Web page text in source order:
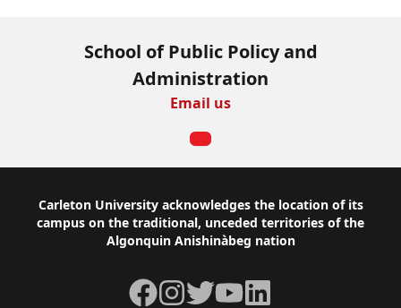
School of Public Policy and
Administration
Email us
Footer
Carleton University acknowledges the location of its
campus on the traditional, unceded territories of the
Algonquin Anishinàbeg nation
Facebook
Instagram
TwitterYouTubeLinkedIn